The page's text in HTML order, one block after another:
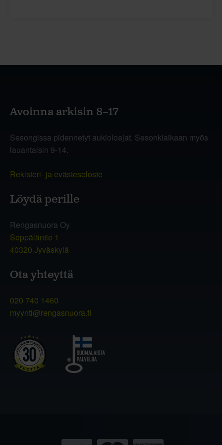
Avoinna arkisin 8–17
Sesongissa pidennetyt aukioloajat. Sesonkiaikaan myös
lauantaisin 9-14.
Rekisteri- ja evästeseloste
Löydä perille
Rengasnuora Oy
Seppäläntie 1
40320 Jyväskylä
Ota yhteyttä
020 740 1460
myynti@rengasnuora.fi